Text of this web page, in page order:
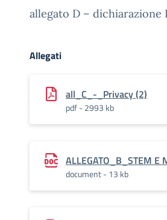
allegato D – dichiarazione
Allegati
all_C_-_Privacy (2)
pdf - 2993 kb
ALLEGATO_B_STEM E
document - 13 kb